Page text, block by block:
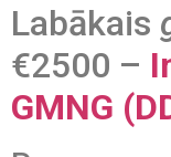
Labākais
€2500 –
GMNG